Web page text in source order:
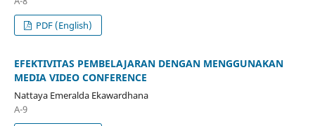
PDF (English)
EFEKTIVITAS PEMBELAJARAN DENGAN MENGGUNAKAN
MEDIA VIDEO CONFERENCE
Nattaya Emeralda Ekawardhana
A-9